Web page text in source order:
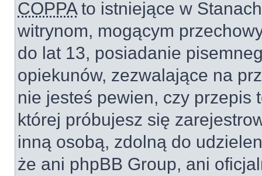
COPPAto istniejące w
witrynom, mogącym
do lat 13, posiadanie
opiekunów, zezwalające na
nie jesteś pewien, czy przepis
której próbujesz się
inną osobą, zdolną do
że ani phpBB Group, ani